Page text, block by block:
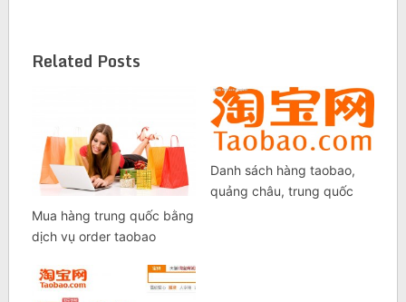
Related Posts
Mua hàng trung quốc bằng
dịch vụ order taobao
Danh sách hàng taobao,
quảng châu, trung quốc